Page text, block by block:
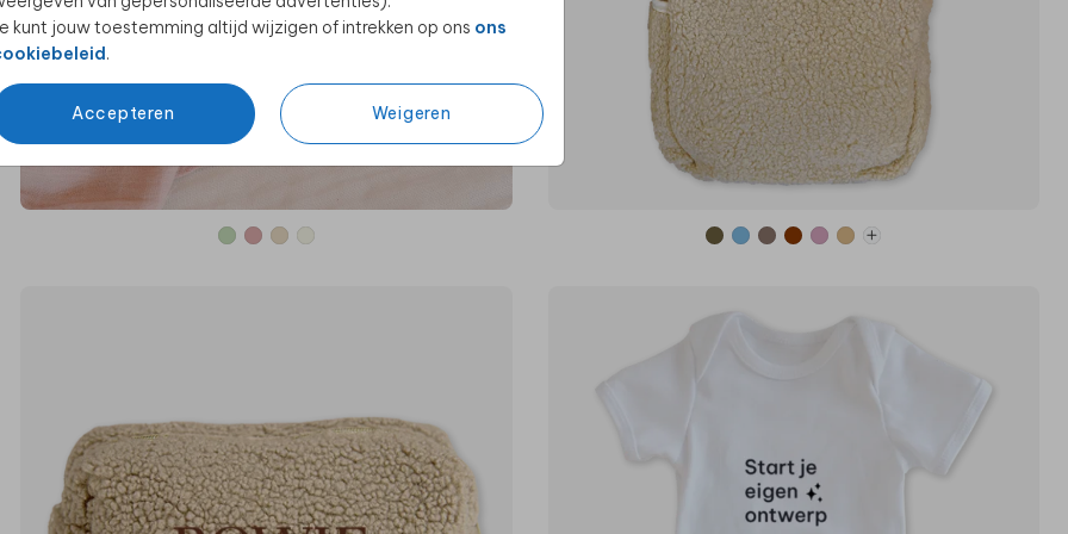
kunt jouw toestemming altijd wijzigen of intrekken op ons ons
.
Accepteren Weigeren